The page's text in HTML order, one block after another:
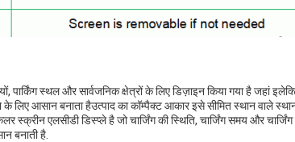
पार्किंग स्थल और सार्वजनिक क्षेत्रों के लिए डिज़ाइन किया गया है जहां
आसान बनाता हैउत्पाद का कॉम्पैक्ट आकार इसे सीमित स्थान वाले
एलसीडी डिस्प्ले है जो चार्जिंग की स्थिति, चार्जिंग समय और
बनाती है.